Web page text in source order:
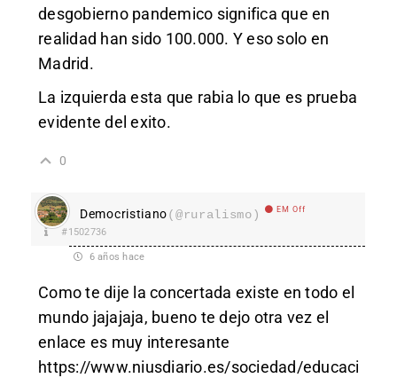
desgobierno pandemico significa que en
realidad han sido 100.000. Y eso solo en
Madrid.
La izquierda esta que rabia lo que es prueba
evidente del exito.
0
Democristiano(@ruralismo) EM Off
#1502736
6 años hace
Como te dije la concertada existe en todo el
mundo jajajaja, bueno te dejo otra vez el
enlace es muy interesante
https://www.niusdiario.es/sociedad/educaci